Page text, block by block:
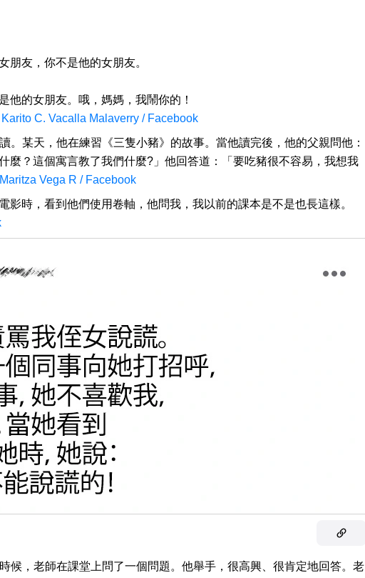
朋友，你不是他的女朋友。
他的女朋友。哦，媽媽，我鬧你的！
C. Vacalla Malaverry / Facebook
。某天，他在練習《三隻小豬》的故事。當他讀完後，他的父親問他：
麼？這個寓言教了我們什麼?」他回答道：「要吃豬很不容易，我想我
Vega R / Facebook
影時，看到他們使用卷軸，他問我，我以前的課本是不是也長這樣。
候，老師在課堂上問了一個問題。他舉手，很高興、很肯定地回答。老